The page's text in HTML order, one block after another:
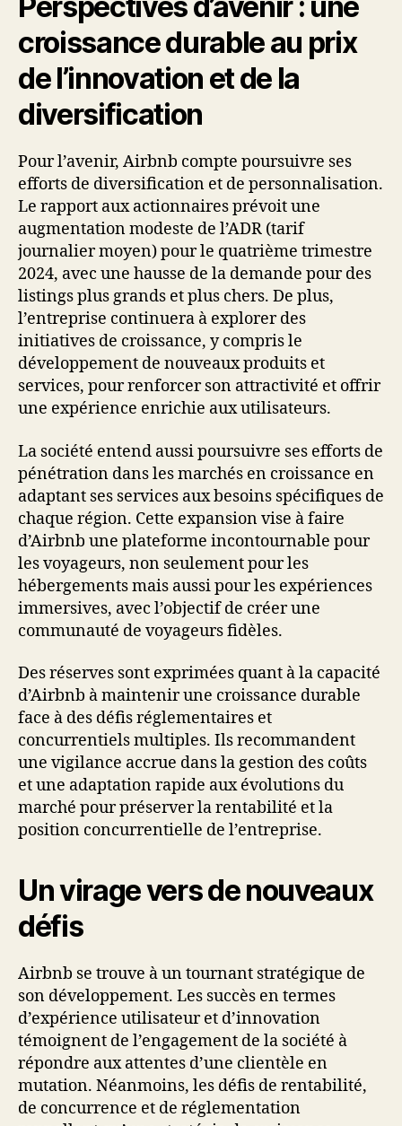
croissance durable au prix
de l’innovation et de la
diversification
Pour l’avenir, Airbnb compte poursuivre ses
efforts de diversification et de personnalisation.
Le rapport aux actionnaires prévoit une
augmentation modeste de l’ADR (tarif
journalier moyen) pour le quatrième trimestre
2024, avec une hausse de la demande pour des
listings plus grands et plus chers. De plus,
l’entreprise continuera à explorer des
initiatives de croissance, y compris le
développement de nouveaux produits et
services, pour renforcer son attractivité et offrir
une expérience enrichie aux utilisateurs.
La société entend aussi poursuivre ses efforts de
pénétration dans les marchés en croissance en
adaptant ses services aux besoins spécifiques de
chaque région. Cette expansion vise à faire
d’Airbnb une plateforme incontournable pour
les voyageurs, non seulement pour les
hébergements mais aussi pour les expériences
immersives, avec l’objectif de créer une
communauté de voyageurs fidèles.
Des réserves sont exprimées quant à la capacité
d’Airbnb à maintenir une croissance durable
face à des défis réglementaires et
concurrentiels multiples. Ils recommandent
une vigilance accrue dans la gestion des coûts
et une adaptation rapide aux évolutions du
marché pour préserver la rentabilité et la
position concurrentielle de l’entreprise.
Un virage vers de nouveaux
défis
Airbnb se trouve à un tournant stratégique de
son développement. Les succès en termes
d’expérience utilisateur et d’innovation
témoignent de l’engagement de la société à
répondre aux attentes d’une clientèle en
mutation. Néanmoins, les défis de rentabilité,
de concurrence et de réglementation